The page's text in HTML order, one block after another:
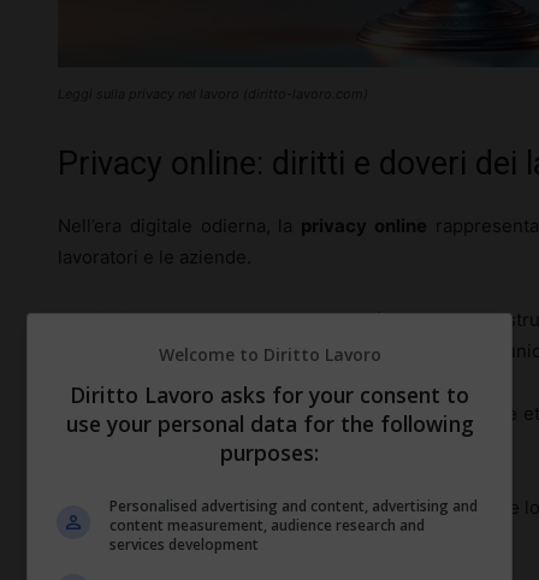
Privacy online: diritti e doveri dei
Nell’era digitale odierna, la privacy online
lavoratori e le aziende.
Molti dipendenti operano in modalità remota, con
dell’azienda e l’utilizzo di piattaforme digitali per
Questo contesto solleva numerose questioni legali e
privacy.
I dipendenti hanno il diritto di sapere in che misura le
vengono utilizzate queste informazioni.
Welcome to Diritto Lavoro
Diritto Lavoro asks for your consent to
use your personal data for the following
purposes:
Personalised advertising and content, advertising and
content measurement, audience research and
services development